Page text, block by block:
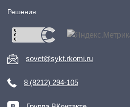
Решения
sovet@sykt.rkomi.ru
8 (8212) 294-105